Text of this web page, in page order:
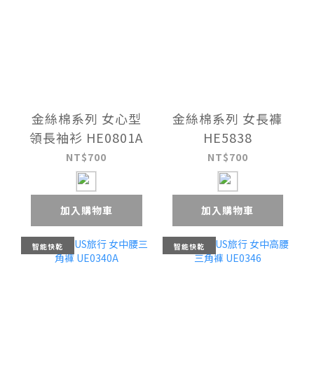
金絲棉系列 女心型
領長袖衫 HE0801A
NT$700
加入購物車
金絲棉系列 女長褲
HE5838
NT$700
加入購物車
智能快乾 智能快乾